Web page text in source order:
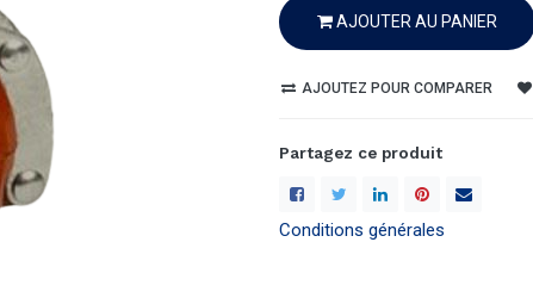
AJOUTER AU PANIER
AJOUTEZ POUR COMPARER
Partagez ce produit
Conditions générales